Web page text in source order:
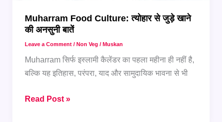
Muharram Food Culture: त्योहार से जुड़े खाने
की अनसुनी बातें
Leave a Comment / Non Veg / Muskan
Muharram सिर्फ इस्लामी कैलेंडर का पहला महीना ही नहीं है,
बल्कि यह इतिहास, परंपरा, याद और सामुदायिक भावना से भी
Muharram
Read Post »